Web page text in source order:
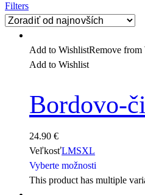
Filters
Add to WishlistRemove from
Add to Wishlist
Bordovo-
24.90 €
VeľkosťLMSXL
Vyberte možnosti
This product has multiple